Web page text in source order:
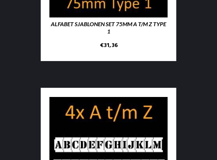
ALFABET SJABLONEN SET 75MM A T/M Z TYPE
1
€31,36